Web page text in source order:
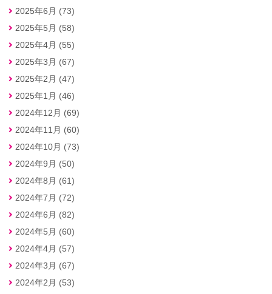
2025年6月 (73)
2025年5月 (58)
2025年4月 (55)
2025年3月 (67)
2025年2月 (47)
2025年1月 (46)
2024年12月 (69)
2024年11月 (60)
2024年10月 (73)
2024年9月 (50)
2024年8月 (61)
2024年7月 (72)
2024年6月 (82)
2024年5月 (60)
2024年4月 (57)
2024年3月 (67)
2024年2月 (53)